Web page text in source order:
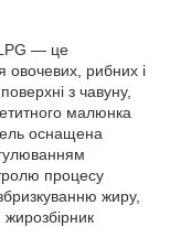
— це
овочевих, рибних і
з чавуну,
малюнка
оснащена
процесу
жиру,